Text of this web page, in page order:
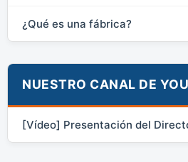
¿Qué es una fábrica?
NUESTRO CANAL DE
[Vídeo] Presentación del